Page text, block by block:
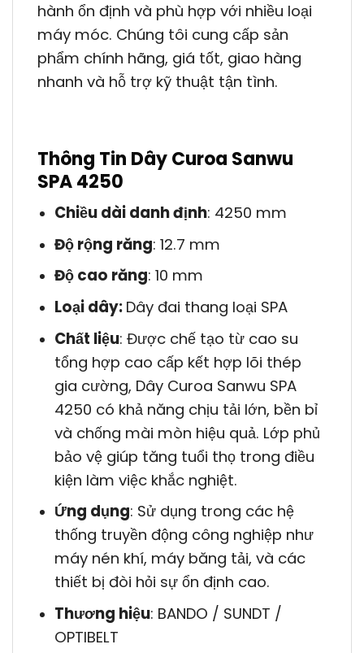
hành ổn định và phù hợp với nhiều loại
máy móc. Chúng tôi cung cấp sản
phẩm chính hãng, giá tốt, giao hàng
nhanh và hỗ trợ kỹ thuật tận tình.
Thông Tin Dây Curoa Sanwu
SPA 4250
Chiều dài danh định: 4250 mm
Độ rộng răng: 12.7 mm
Độ cao răng: 10 mm
Loại dây: Dây đai thang loại SPA
Chất liệu: Được chế tạo từ cao su
tổng hợp cao cấp kết hợp lõi thép
gia cường, Dây Curoa Sanwu SPA
4250 có khả năng chịu tải lớn, bền bỉ
và chống mài mòn hiệu quả. Lớp phủ
bảo vệ giúp tăng tuổi thọ trong điều
kiện làm việc khắc nghiệt.
Ứng dụng: Sử dụng trong các hệ
thống truyền động công nghiệp như
máy nén khí, máy băng tải, và các
thiết bị đòi hỏi sự ổn định cao.
Thương hiệu: BANDO / SUNDT /
OPTIBELT